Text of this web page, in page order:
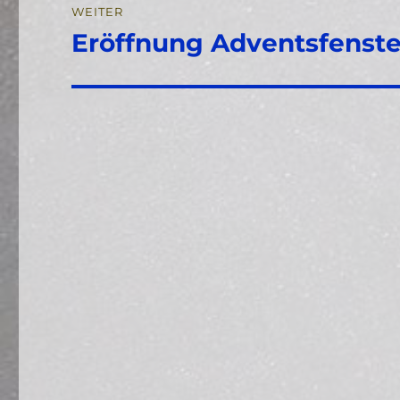
WEITER
Nächster
Eröffnung